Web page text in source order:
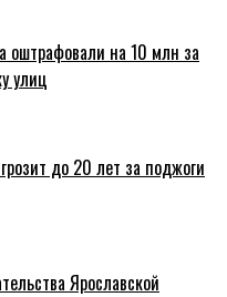
оштрафовали на 10 млн за
улиц
до 20 лет за поджоги
Ярославской